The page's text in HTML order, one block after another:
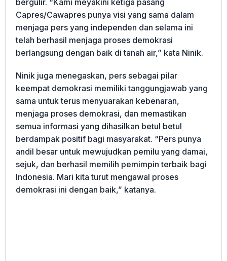
Capres/Cawapres punya visi yang sama dalam
menjaga pers yang independen dan selama ini
telah berhasil menjaga proses demokrasi
berlangsung dengan baik di tanah air,” kata Ninik.
Ninik juga menegaskan, pers sebagai pilar
keempat demokrasi memiliki tanggungjawab yang
sama untuk terus menyuarakan kebenaran,
menjaga proses demokrasi, dan memastikan
semua informasi yang dihasilkan betul betul
berdampak positif bagi masyarakat. “Pers punya
andil besar untuk mewujudkan pemilu yang damai,
sejuk, dan berhasil memilih pemimpin terbaik bagi
Indonesia. Mari kita turut mengawal proses
demokrasi ini dengan baik,” katanya.